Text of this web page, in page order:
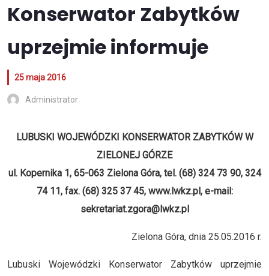
Konserwator Zabytków
uprzejmie informuje
25 maja 2016
Administrator
LUBUSKI WOJEWÓDZKI KONSERWATOR ZABYTKÓW W
ZIELONEJ GÓRZE
ul. Kopernika 1, 65-063 Zielona Góra, tel. (68) 324 73 90, 324
74 11, fax. (68) 325 37 45, www.lwkz.pl, e-mail:
sekretariat.zgora@lwkz.pl
Zielona Góra, dnia 25.05.2016 r.
Lubuski Wojewódzki Konserwator Zabytków uprzejmie